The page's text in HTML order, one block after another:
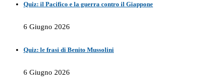
Quiz: il Pacifico e la guerra contro il Giappone
6 Giugno 2026
Quiz: le frasi di Benito Mussolini
6 Giugno 2026